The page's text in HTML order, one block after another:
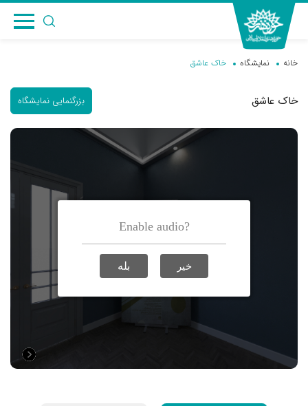
خانه نمایشگاه خاک عاشق
خاک عاشق بزرگنمایی نمایشگاه